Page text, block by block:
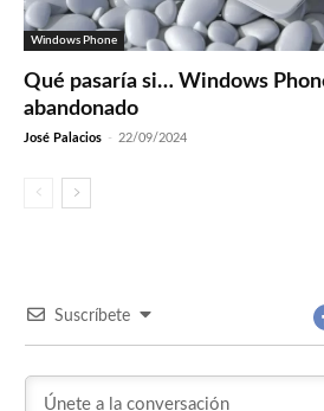
Windows Phone
Qué pasaría si… Windows
abandonado
José Palacios - 22/09/2024
Suscríbete